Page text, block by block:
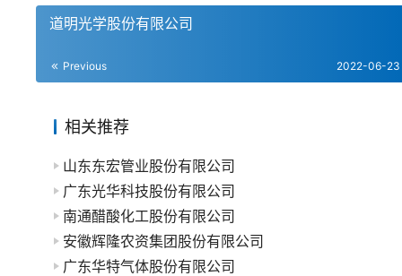
道明光学股份有限公司
Previous 2022-06-23
相关推荐
山东东宏管业股份有限公司
广东光华科技股份有限公司
南通醋酸化工股份有限公司
安徽辉隆农资集团股份有限公司
广东华特气体股份有限公司